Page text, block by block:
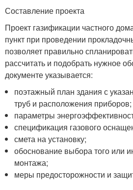
Составление проекта
Проект газификации частного
пункт при проведении
позволяет правильно
рассчитать и подобрать нужное
документе указывается:
поэтажный план здания с
труб и расположения приборов;
параметры
спецификация газового
смета на установку;
обоснование выбора того или
монтажа;
меры предосторожности и